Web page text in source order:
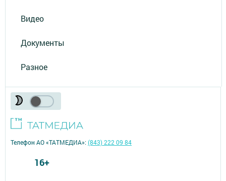
Видео
Документы
Разное
Телефон АО «ТАТМЕДИА»:(843) 222 09 84
16+